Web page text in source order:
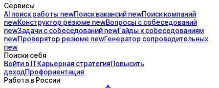
Сервисы
AI поискработы newПоисквакансий newПоисккомпаний
newКонструктор резюме newВопросы с собеседований
newЗадачи с собеседований newГайды ксобеседованиям
newПроверятор резюме newГенератор сопроводительных
new
Поиски себя
Войти в ITКарьерная стратегияПовысить
доходПрофориентация
Работа в России